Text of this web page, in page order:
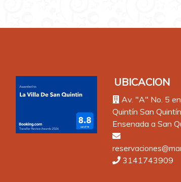
UBICACION
Av. "A" No. 5
Quintín San
Ensenada a San
3141743909